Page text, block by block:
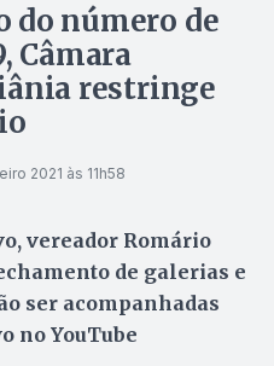
do número de
Câmara
restringe
2021 às 11h58
vereador Romário
de galerias e
ser acompanhadas
no YouTube